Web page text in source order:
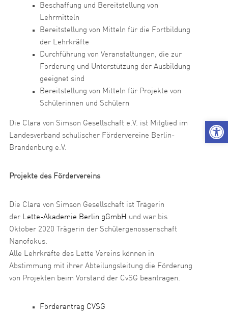
Beschaffung und Bereitstellung von
Lehrmitteln
Bereitstellung von Mitteln für die Fortbildung
der Lehrkräfte
Durchführung von Veranstaltungen, die zur
Förderung und Unterstützung der Ausbildung
geeignet sind
Bereitstellung von Mitteln für Projekte von
Schülerinnen und Schülern
Die Clara von Simson Gesellschaft e.V. ist Mitglied im
Landesverband schulischer Fördervereine Berlin-
Brandenburg e.V.
Projekte des Fördervereins
Die Clara von Simson Gesellschaft ist Trägerin
der Lette-Akademie Berlin gGmbH und war bis
Oktober 2020 Trägerin der Schülergenossenschaft
Nanofokus.
Alle Lehrkräfte des Lette Vereins können in
Abstimmung mit ihrer Abteilungsleitung die Förderung
von Projekten beim Vorstand der CvSG beantragen.
Förderantrag CVSG